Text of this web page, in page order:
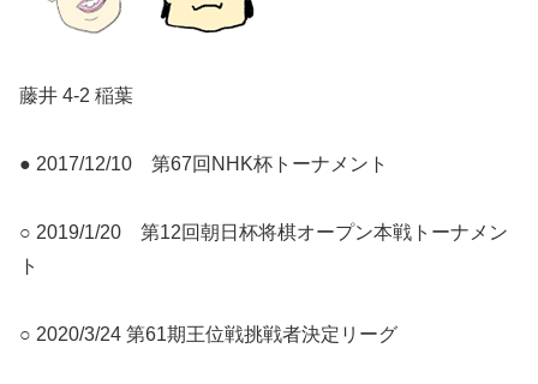
藤井 4-2 稲葉
● 2017/12/10 第67回NHK杯トーナメント
○ 2019/1/20 第12回朝日杯将棋オープン本戦トーナメン
ト
○ 2020/3/24 第61期王位戦挑戦者決定リーグ